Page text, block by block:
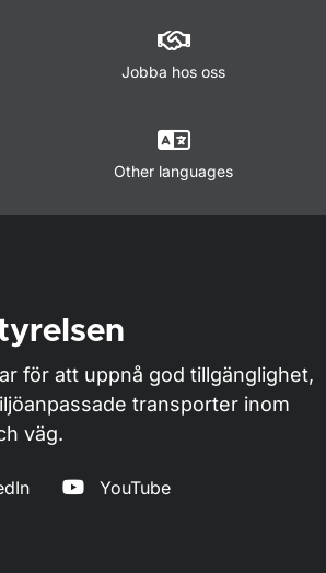
Jobba hos oss
Other languages
för att uppnå god tillgänglighet,
transporter inom
väg.
YouTube